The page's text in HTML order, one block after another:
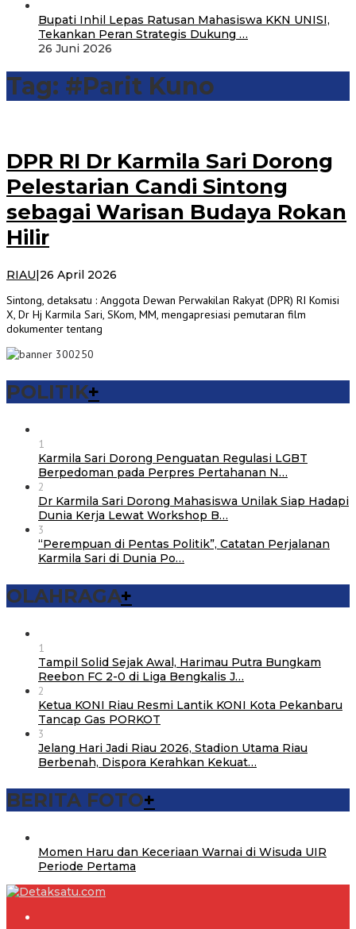
Bupati Inhil Lepas Ratusan Mahasiswa KKN UNISI,
Tekankan Peran Strategis Dukung …
26 Juni 2026
Tag: #Parit Kuno
DPR RI Dr Karmila Sari Dorong
Pelestarian Candi Sintong
sebagai Warisan Budaya Rokan
Hilir
RIAU|26 April 2026
Detaksatu
Sintong, detaksatu : Anggota Dewan Perwakilan Rakyat (DPR) RI Komisi
X, Dr Hj Karmila Sari, SKom, MM, mengapresiasi pemutaran film
dokumenter tentang
POLITIK+
1
Karmila Sari Dorong Penguatan Regulasi LGBT
Berpedoman pada Perpres Pertahanan N…
2
Dr Karmila Sari Dorong Mahasiswa Unilak Siap Hadapi
Dunia Kerja Lewat Workshop B…
3
“Perempuan di Pentas Politik”, Catatan Perjalanan
Karmila Sari di Dunia Po…
OLAHRAGA+
1
Tampil Solid Sejak Awal, Harimau Putra Bungkam
Reebon FC 2-0 di Liga Bengkalis J…
2
Ketua KONI Riau Resmi Lantik KONI Kota Pekanbaru
Tancap Gas PORKOT
3
Jelang Hari Jadi Riau 2026, Stadion Utama Riau
Berbenah, Dispora Kerahkan Kekuat…
BERITA FOTO+
Momen Haru dan Keceriaan Warnai di Wisuda UIR
Periode Pertama